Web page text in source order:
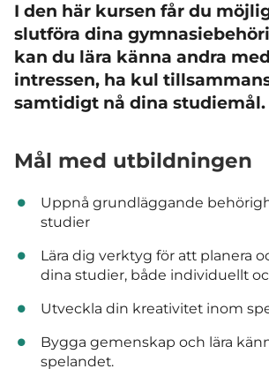
I den här kursen får du
slutföra dina
kan du lära känna andra
intressen, ha kul
samtidigt nå dina studiemål.
Mål med utbildningen
Uppnå grundläggande
studier
Lära dig verktyg för att planera
dina studier, både individuellt
Utveckla din kreativitet inom
Bygga gemenskap och lära
spelandet.